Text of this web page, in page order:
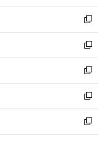
開
く
ウ
で
開
く
ン
ド
ウ
で
開
く
ウ
ィ
ン
ド
ウ
で
開
く
新
し
い
ウ
ィ
ン
ド
ウ
で
開
新
し
い
ウ
ィ
ン
ド
ウ
新
し
い
ウ
ィ
ン
新
し
い
ウ
新
し